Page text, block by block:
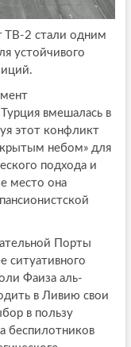
TB-2 стали одним
устойчивого
вмешалась в
этот конфликт
небом» для
подхода и
место она
Порты
ситуативного
Фаиза аль-
в Ливию свои
в пользу
беспилотников